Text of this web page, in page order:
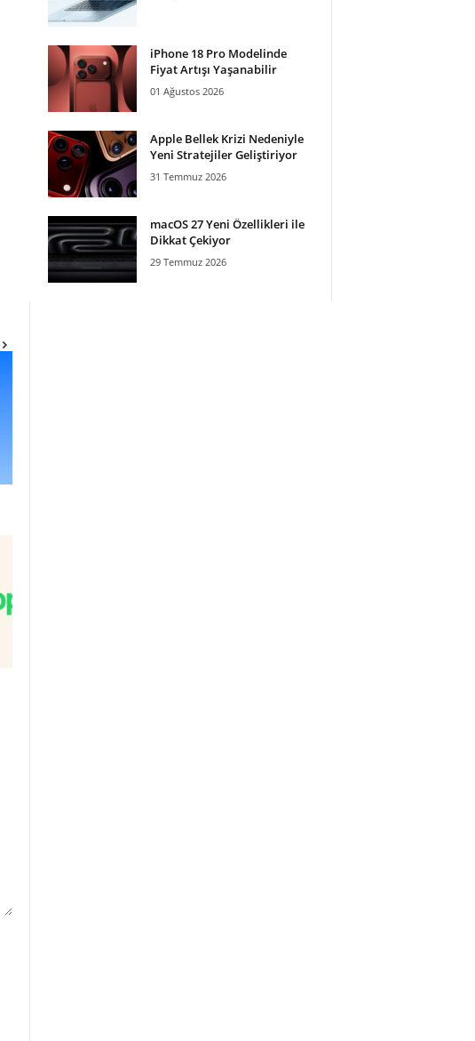
iPhone 18 Pro Modelinde
Fiyat Artışı Yaşanabilir
01 Ağustos 2026
Apple Bellek Krizi Nedeniyle
Yeni Stratejiler Geliştiriyor
31 Temmuz 2026
macOS 27 Yeni Özellikleri ile
Dikkat Çekiyor
29 Temmuz 2026